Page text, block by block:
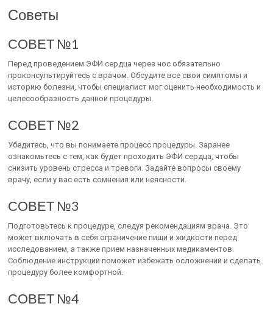
Советы
СОВЕТ №1
Перед проведением ЭФИ сердца через нос обязательно
проконсультируйтесь с врачом. Обсудите все свои симптомы и
историю болезни, чтобы специалист мог оценить необходимость и
целесообразность данной процедуры.
СОВЕТ №2
Убедитесь, что вы понимаете процесс процедуры. Заранее
ознакомьтесь с тем, как будет проходить ЭФИ сердца, чтобы
снизить уровень стресса и тревоги. Задайте вопросы своему
врачу, если у вас есть сомнения или неясности.
СОВЕТ №3
Подготовьтесь к процедуре, следуя рекомендациям врача. Это
может включать в себя ограничение пищи и жидкости перед
исследованием, а также прием назначенных медикаментов.
Соблюдение инструкций поможет избежать осложнений и сделать
процедуру более комфортной.
СОВЕТ №4